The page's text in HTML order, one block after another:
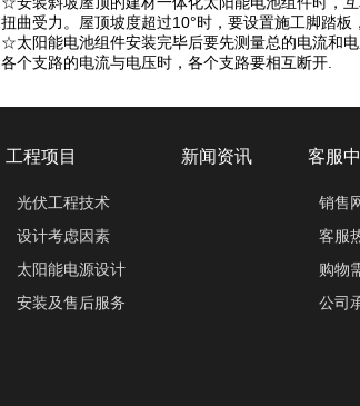
扭曲受力。屋顶坡度超过10°时，要设置施工脚踏板
☆太阳能电池组件安装完毕后要先测量总的电流和
各个支路的电流与电压时，各个支路要相互断开.
工程项目
光伏工程技术
设计考虑因素
太阳能电源设计
安装及售后服务
新闻资讯 客服
销售
客服
购物
公司